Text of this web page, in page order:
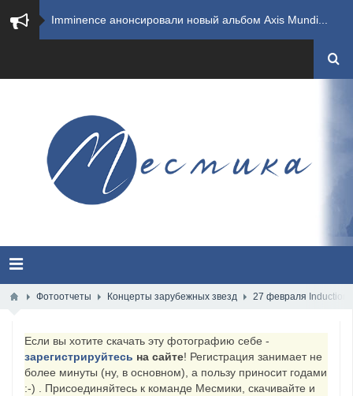
​Imminence анонсировали новый альбом Axis Mundi...
​Summer Breeze Open Air 2026 полностью переходи...
​Wacken Open Air 2026: открыт новый портал Cash...
XANDRIA представили новый сингл под названием «...
Wacken Open Air 2026 объявили последние одиннад...
​Wacken Open Air 2027 объявил новую волну участ...
Фотоотчеты Концерты зарубежных звезд 27 февраля Induction
Если вы хотите скачать эту фотографию себе -
зарегистрируйтесь на сайте! Регистрация занимает не
более минуты (ну, в основном), а пользу приносит годами
:-) . Присоединяйтесь к команде Месмики, скачивайте и